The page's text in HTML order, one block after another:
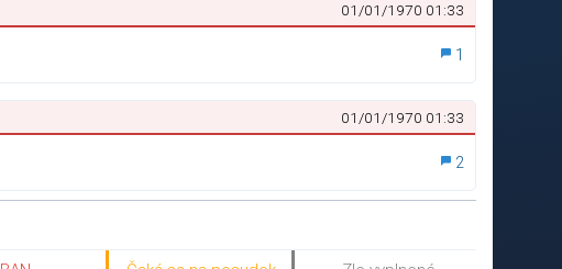
01/01/1970 01:33
1
01/01/1970 01:33
2